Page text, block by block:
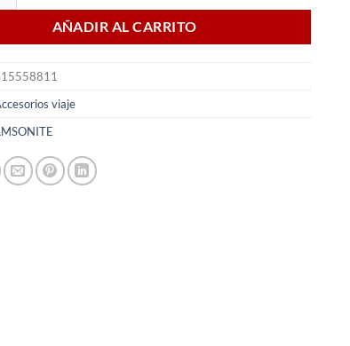
AÑADIR AL CARRITO
viaje